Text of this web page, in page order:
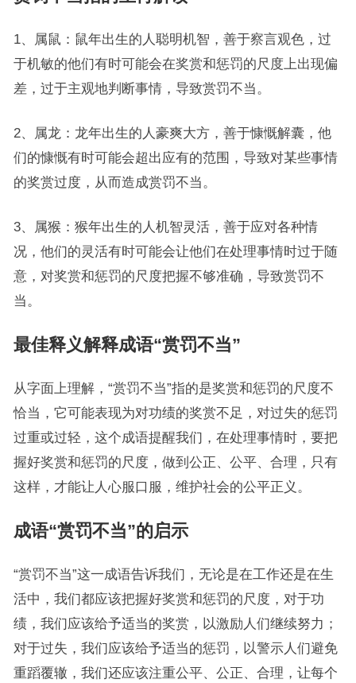
1、属鼠：鼠年出生的人聪明机智，善于察言观色，过
于机敏的他们有时可能会在奖赏和惩罚的尺度上出现偏
差，过于主观地判断事情，导致赏罚不当。
2、属龙：龙年出生的人豪爽大方，善于慷慨解囊，他
们的慷慨有时可能会超出应有的范围，导致对某些事情
的奖赏过度，从而造成赏罚不当。
3、属猴：猴年出生的人机智灵活，善于应对各种情
况，他们的灵活有时可能会让他们在处理事情时过于随
意，对奖赏和惩罚的尺度把握不够准确，导致赏罚不
当。
最佳释义解释成语“赏罚不当”
从字面上理解，“赏罚不当”指的是奖赏和惩罚的尺度不
恰当，它可能表现为对功绩的奖赏不足，对过失的惩罚
过重或过轻，这个成语提醒我们，在处理事情时，要把
握好奖赏和惩罚的尺度，做到公正、公平、合理，只有
这样，才能让人心服口服，维护社会的公平正义。
成语“赏罚不当”的启示
“赏罚不当”这一成语告诉我们，无论是在工作还是在生
活中，我们都应该把握好奖赏和惩罚的尺度，对于功
绩，我们应该给予适当的奖赏，以激励人们继续努力；
对于过失，我们应该给予适当的惩罚，以警示人们避免
重蹈覆辙，我们还应该注重公平、公正、合理，让每个